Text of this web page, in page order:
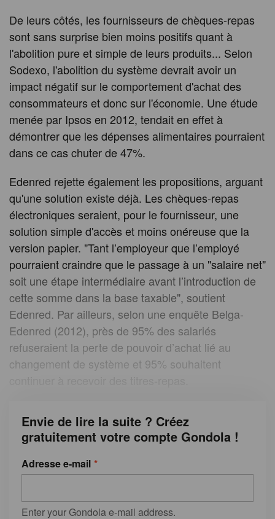
De leurs côtés, les fournisseurs de chèques-repas
sont sans surprise bien moins positifs quant à
l'abolition pure et simple de leurs produits... Selon
Sodexo, l'abolition du système devrait avoir un
impact négatif sur le comportement d'achat des
consommateurs et donc sur l'économie. Une étude
menée par Ipsos en 2012, tendait en effet à
démontrer que les dépenses alimentaires pourraient
dans ce cas chuter de 47%.
Edenred rejette également les propositions, arguant
qu'une solution existe déjà. Les chèques-repas
électroniques seraient, pour le fournisseur, une
solution simple d'accès et moins onéreuse que la
version papier. "Tant l’employeur que l’employé
pourraient craindre que le passage à un "salaire net"
soit une étape intermédiaire avant l’introduction de
cette somme dans la base taxable", soutient
Edenred. Par ailleurs, selon une enquête Belga-
Edenred (2012), près de 95% des salariés
refuseraient la perte de pouvoir d’achat lié au
changement de système et 95% souhaitent
Envie de lire la suite ? Créez
gratuitement votre compte Gondola !
Adresse e-mail
Enter your Gondola e-mail address.